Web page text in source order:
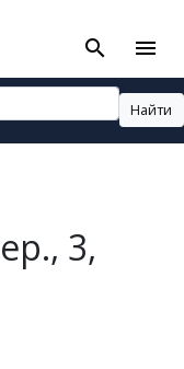
search menu
Найти
3,